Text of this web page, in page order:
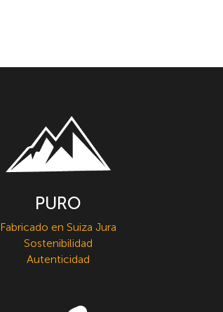
PURO
Fabricado en Suiza Jura
Sostenibilidad
Autenticidad